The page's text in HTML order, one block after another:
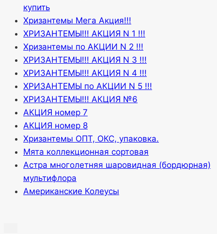
купить
Хризантемы Мега Акция!!!
ХРИЗАНТЕМЫ!!! АКЦИЯ N 1 !!!
Хризантемы по АКЦИИ N 2 !!!
ХРИЗАНТЕМЫ!!! АКЦИЯ N 3 !!!
ХРИЗАНТЕМЫ!!! АКЦИЯ N 4 !!!
ХРИЗАНТЕМЫ по АКЦИИ N 5 !!!
ХРИЗАНТЕМЫ!!! АКЦИЯ №6
АКЦИЯ номер 7
АКЦИЯ номер 8
Хризантемы ОПТ, ОКС, упаковка.
Мята коллекционная сортовая
Астра многолетняя шаровидная (бордюрная)
мультифлора
Американские Колеусы